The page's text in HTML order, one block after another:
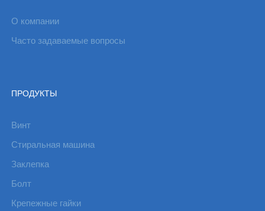
О компании
Часто задаваемые вопросы
ПРОДУКТЫ
Винт
Стиральная машина
Заклепка
Болт
Крепежные гайки